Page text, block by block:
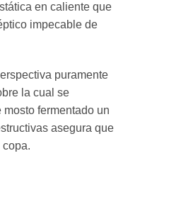
en caliente que
impecable de
puramente
la cual se
fermentado un
asegura que